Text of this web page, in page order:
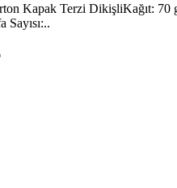
Kapak Terzi DikişliKağıt: 70
Sayısı:..